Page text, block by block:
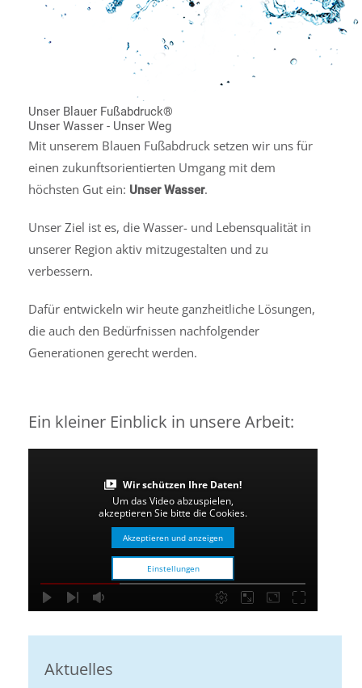
Unser Blauer Fußabdruck®
Unser Wasser - Unser Weg
Mit unserem Blauen Fußabdruck setzen wir uns für
einen zukunftsorientierten Umgang mit dem
höchsten Gut ein: Unser Wasser.
Unser Ziel ist es, die Wasser- und Lebensqualität in
unserer Region aktiv mitzugestalten und zu
verbessern.
Dafür entwickeln wir heute ganzheitliche Lösungen,
die auch den Bedürfnissen nachfolgender
Generationen gerecht werden.
Ein kleiner Einblick in unsere Arbeit:
Wir schützen Ihre Daten!
Um das Video abzuspielen,
akzeptieren Sie bitte die Cookies.
Akzeptieren und anzeigen
Einstellungen
Aktuelles